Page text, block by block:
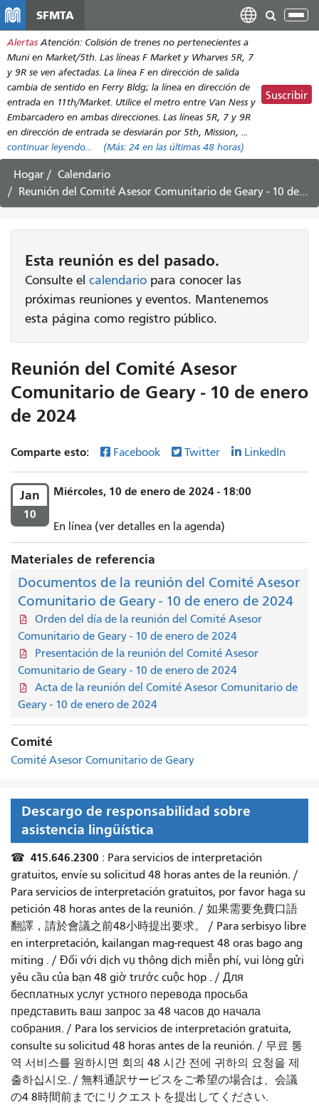
contenido
principal
SFMTA
Alertas Atención: Colisión de trenes no pertenecientes a
Muni en Market/5th. Las líneas F Market y Wharves 5R, 7
y 9R se ven afectadas. La línea F en dirección de salida
cambia de sentido en Ferry Bldg; la línea en dirección de
entrada en 11th/Market. Utilice el metro entre Van Ness y
Embarcadero en ambas direcciones. Las líneas 5R, 7 y 9R
en dirección de entrada se desviarán por 5th, Mission, ...
continuar leyendo...
(Más: 24 en las últimas 48 horas)
Suscribir
Hogar
Calendario
Reunión del Comité Asesor Comunitario de Geary - 10 de enero de 2024
Esta reunión es del pasado.
Consulte el calendario para conocer las
próximas reuniones y eventos. Mantenemos
esta página como registro público.
Reunión del Comité Asesor
Comunitario de Geary - 10 de enero
de 2024
Comparte esto: Facebook Twitter LinkedIn
Jan
10
Miércoles, 10 de enero de 2024 - 18:00
En línea (ver detalles en la agenda)
Materiales de referencia
Documentos de la reunión del Comité Asesor
Comunitario de Geary - 10 de enero de 2024
Orden del día de la reunión del Comité Asesor
Comunitario de Geary - 10 de enero de 2024
Presentación de la reunión del Comité Asesor
Comunitario de Geary - 10 de enero de 2024
Acta de la reunión del Comité Asesor Comunitario de
Geary - 10 de enero de 2024
Comité
Comité Asesor Comunitario de Geary
Descargo de responsabilidad sobre
asistencia lingüística
☎ 415.646.2300 : Para servicios de interpretación
gratuitos, envíe su solicitud 48 horas antes de la reunión. /
Para servicios de interpretación gratuitos, por favor haga su
petición 48 horas antes de la reunión. / 如果需要免費口語
翻譯，請於會議之前48小時提出要求。 / Para serbisyo libre
en interpretación, kailangan mag-request 48 oras bago ang
miting . / Đối với dịch vụ thông dịch miễn phí, vui lòng gửi
yêu cầu của bạn 48 giờ trước cuộc họp . / Для
бесплатных услуг устного перевода просьба
представить ваш запрос за 48 часов до начала
собрания. / Para los servicios de interpretación gratuita,
consulte su solicitud 48 horas antes de la reunión. / 무료 통
역 서비스를 원하시면 회의 48 시간 전에 귀하의 요청을 제
출하십시오. / 無料通訳サービスをご希望の場合は、会議
の4 8時間前までにリクエストを提出してください.